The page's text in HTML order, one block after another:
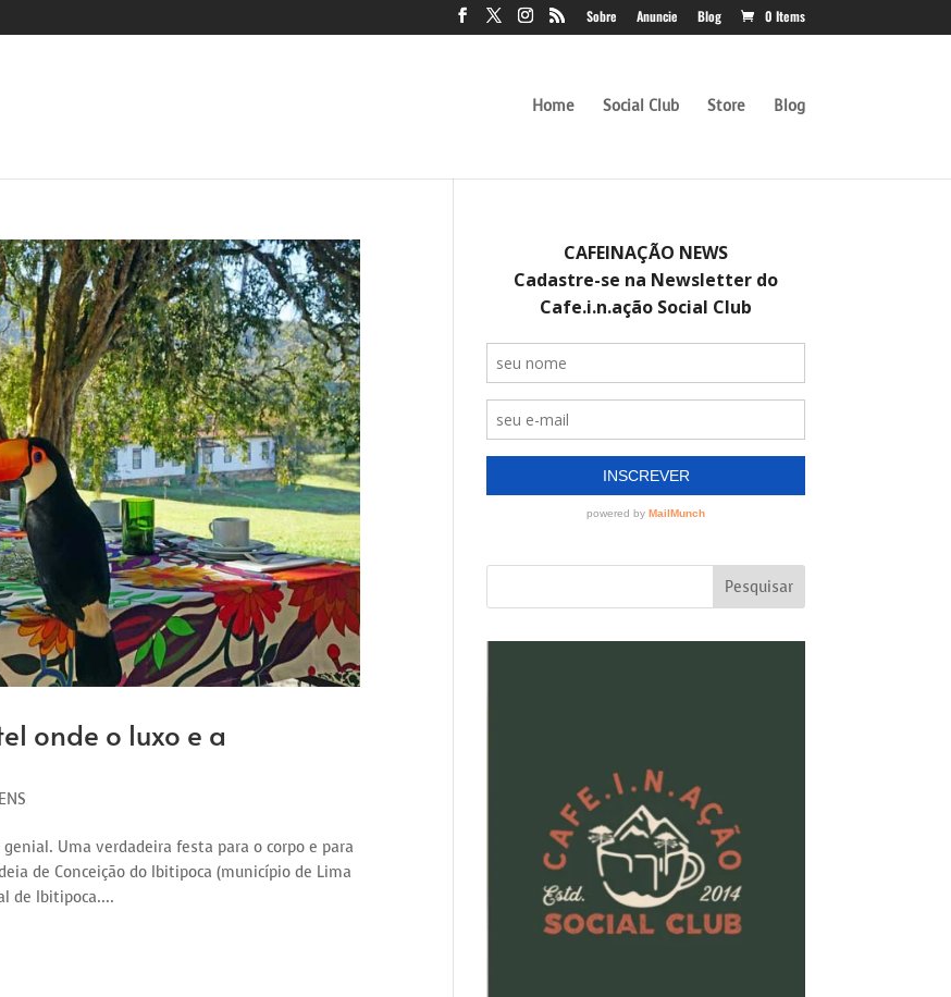
Sobre Anuncie Blog 0 Items
Home Social Club Store Blog
onde o luxo e a
Uma verdadeira festa para o corpo e para
de Conceição do Ibitipoca (município de Lima
de Ibitipoca....